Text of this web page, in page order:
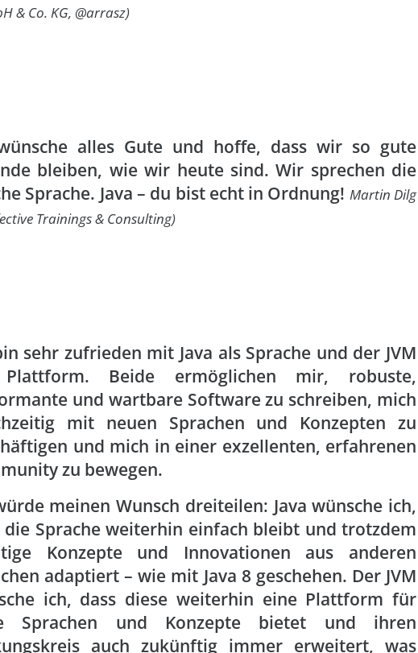
& Co. KG, @arrasz)
alles Gute und hoffe, dass wir so gute
bleiben, wie wir heute sind. Wir sprechen die
Sprache. Java – du bist echt in Ordnung! Martin Dilg
Trainings & Consulting)
sehr zufrieden mit Java als Sprache und der JVM
Beide ermöglichen mir, robuste,
und wartbare Software zu schreiben, mich
mit neuen Sprachen und Konzepten zu
und mich in einer exzellenten, erfahrenen
zu bewegen.
meinen Wunsch dreiteilen: Java wünsche ich,
die Sprache weiterhin einfach bleibt und trotzdem
Konzepte und Innovationen aus anderen
adaptiert – wie mit Java 8 geschehen. Der JVM
ich, dass diese weiterhin eine Plattform für
Sprachen und Konzepte bietet und ihren
auch zukünftig immer erweitert, was